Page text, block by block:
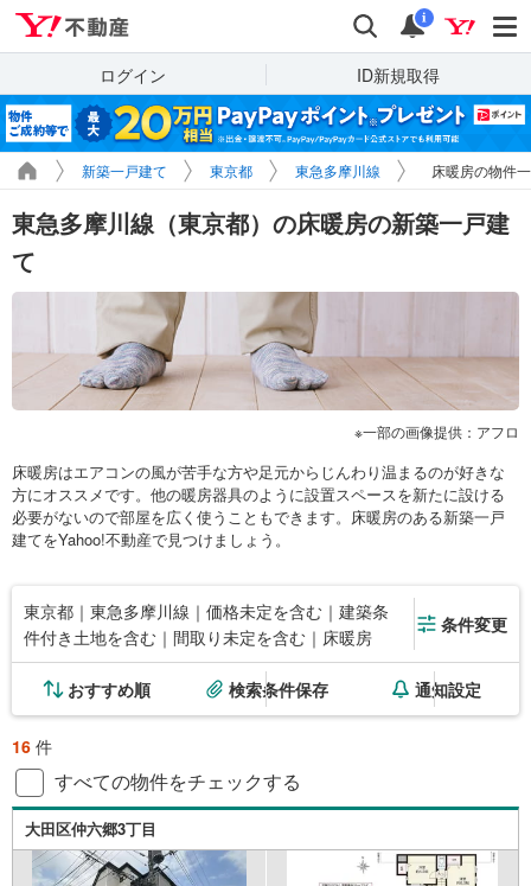
検索 通知
i
ログイン ID新規取得
新築一戸建て 東京都 東急多摩川線 床暖房の物件
東急多摩川線（東京都）の床暖房の新築一戸建
て
一部の画像提供：アフロ
床暖房はエアコンの風が苦手な方や足元からじんわり温まるのが好きな
方にオススメです。他の暖房器具のように設置スペースを新たに設ける
必要がないので部屋を広く使うこともできます。床暖房のある新築一戸
建てをYahoo!不動産で見つけましょう。
東京都｜東急多摩川線｜価格未定を含む｜建築条
件付き土地を含む｜間取り未定を含む｜床暖房
条件変更
おすすめ順 検索条件保存 通知設定
16 件
すべての物件をチェックする
大田区仲六郷3丁目